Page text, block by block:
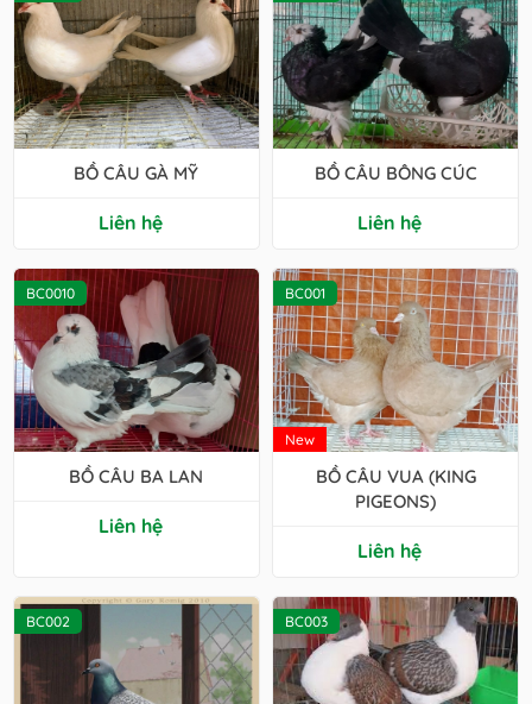
BỒ CÂU GÀ MỸ
Liên hệ
BỒ CÂU BÔNG CÚC
Liên hệ
BC0010
BỒ CÂU BA LAN
Liên hệ
BC001
New
BỒ CÂU VUA (KING
PIGEONS)
Liên hệ
BC002 BC003